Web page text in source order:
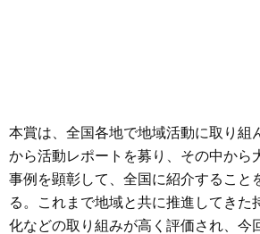
本賞は、全国各地で地域活動に取り組
から活動レポートを募り、その中から
事例を顕彰して、全国に紹介すること
る。これまで地域と共に推進してきた
化などの取り組みが高く評価され、今